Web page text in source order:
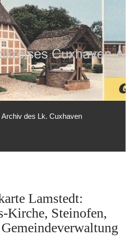
Archiv des Lk. Cuxhaven
Lamstedt:
Kirche, Steinofen,